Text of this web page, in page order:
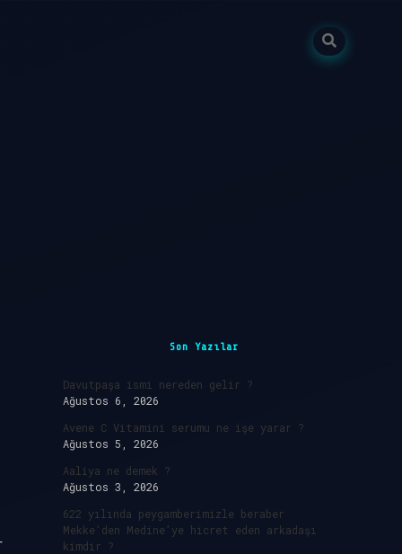
SidebarSon Yazılar
Davutpaşa ismi nereden gelir ?
Ağustos 6, 2026
Avene C Vitamini serumu ne işe yarar ?
Ağustos 5, 2026
Aaliya ne demek ?
Ağustos 3, 2026
622 yılında peygamberimizle beraber
Mekke’den Medine’ye hicret eden arkadaşı
kimdir ?